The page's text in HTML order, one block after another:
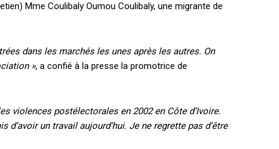
Mme Coulibaly Oumou Coulibaly, une migrante de
dans les marchés les unes après les autres. On
», a confié à la presse la promotrice de
violences postélectorales en 2002 en Côte d’Ivoire.
un travail aujourd’hui. Je ne regrette pas d’être